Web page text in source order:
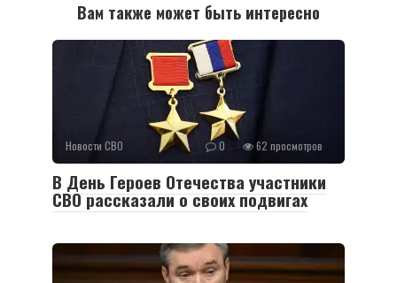
Вам также может быть интересно
Новости СВО 0 62 просмотров
В День Героев Отечества участники
СВО рассказали о своих подвигах